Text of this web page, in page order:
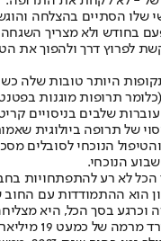
בחודש ולא מצריך
לפרוץ דרך ולהפוך את
היותר טובות שלה
תרופות מוגנות
שלבים בניסויים
של תרופה ביולוגית
הנוכחי לסובלים
הנוכחי.
הכל לא רע להתפתחויות
הוא ההתמודדות עם החוב
וכרגע בסך הכל, היא